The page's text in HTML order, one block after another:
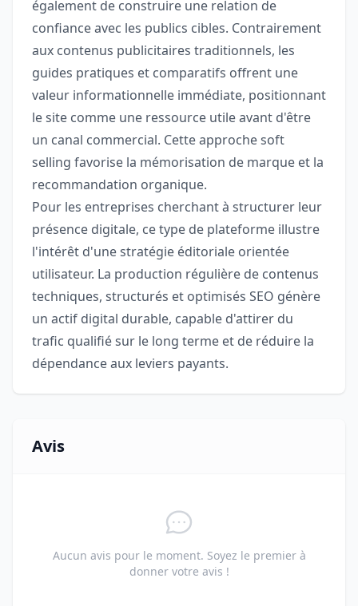
également de construire une relation de
confiance avec les publics cibles. Contrairement
aux contenus publicitaires traditionnels, les
guides pratiques et comparatifs offrent une
valeur informationnelle immédiate, positionnant
le site comme une ressource utile avant d'être
un canal commercial. Cette approche soft
selling favorise la mémorisation de marque et la
recommandation organique.
Pour les entreprises cherchant à structurer leur
présence digitale, ce type de plateforme illustre
l'intérêt d'une stratégie éditoriale orientée
utilisateur. La production régulière de contenus
techniques, structurés et optimisés SEO génère
un actif digital durable, capable d'attirer du
trafic qualifié sur le long terme et de réduire la
dépendance aux leviers payants.
Avis
Aucun avis pour le moment. Soyez le premier à
donner votre avis !